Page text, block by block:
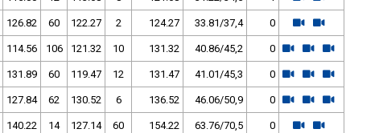
126.82 60 122.27 2 124.27 33.81/37,4 0
114.56 106 121.32 10 131.32 40.86/45,2 0
131.89 60 119.47 12 131.47 41.01/45,3 0
127.84 62 130.52 6 136.52 46.06/50,9 0
140.22 14 127.14 60 154.22 63.76/70,5 0